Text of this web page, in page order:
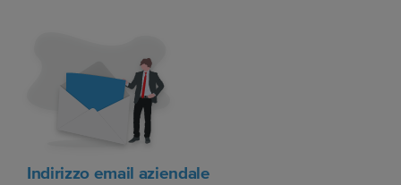
Indirizzo email aziendale